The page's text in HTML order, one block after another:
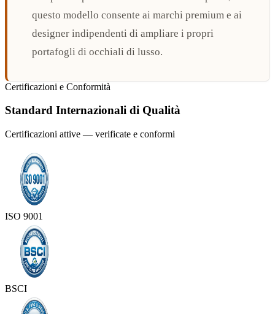
questo modello consente ai marchi premium e ai
designer indipendenti di ampliare i propri
portafogli di occhiali di lusso.
Certificazioni e Conformità
Standard Internazionali di Qualità
Certificazioni attive — verificate e conformi
ISO 9001
BSCI